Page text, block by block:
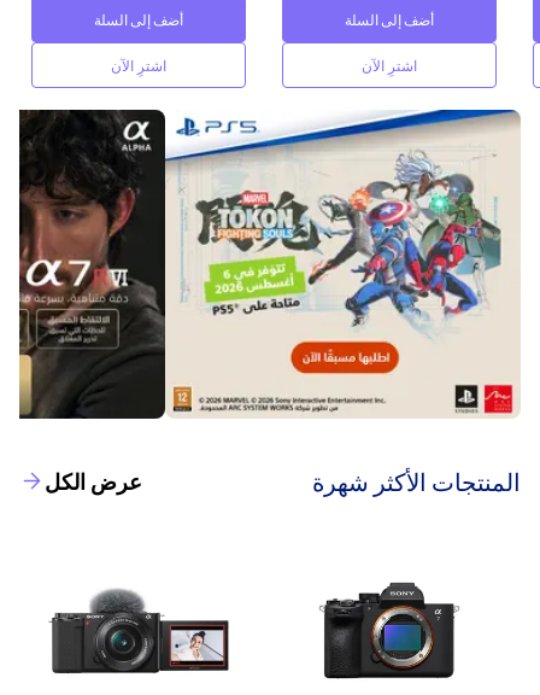
أضف إلى السلة
اشترِ الآن
أضف إلى السلة
اشترِ الآن
‫المنتجات الأكثر شهرة‬ عرض الكل